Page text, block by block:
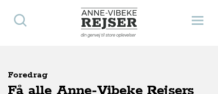
Anne-Vibeke Rejser
din genvej til store oplevelser
Åbn
Søg
Foredrag